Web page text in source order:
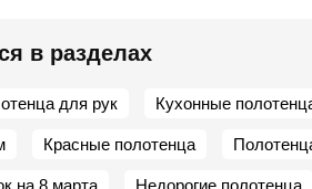
в разделах
для рук Кухонные
Красные полотенца
на 8 марта Недорогие полотенца